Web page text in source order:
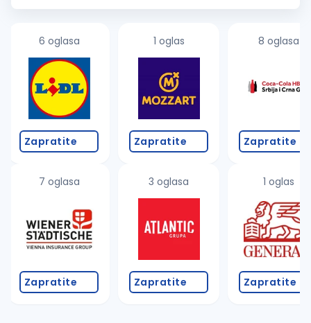
profesionaln...
6 oglasa
Zapratite
7 oglasa
Zapratite
1 oglas
Zapratite
3 oglasa
Zapratite
8 oglasa
Zapratite
1 oglas
Zapratite